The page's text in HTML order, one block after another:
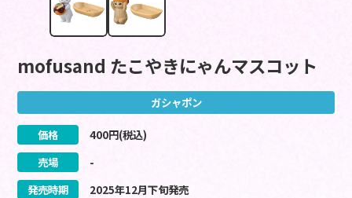
mofusand たこやきにゃんマスコット
ガシャポン
価格 400円(税込)
売場
-
発売時期
2025年12月下旬発売